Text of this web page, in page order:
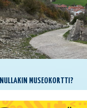
MUSEOKORTTI?